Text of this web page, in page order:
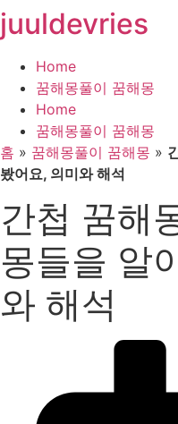
콘
텐
뛰
기
juuldevries
Home
꿈해몽풀이 꿈해몽
Home
꿈해몽풀이 꿈해몽
홈 » 꿈해몽풀이 꿈해몽 »
봤어요, 의미와 해석
간첩 꿈해
몽들을 알
와 해석